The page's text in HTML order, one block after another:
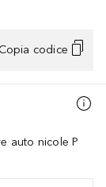
Copia codice
auto nicole P